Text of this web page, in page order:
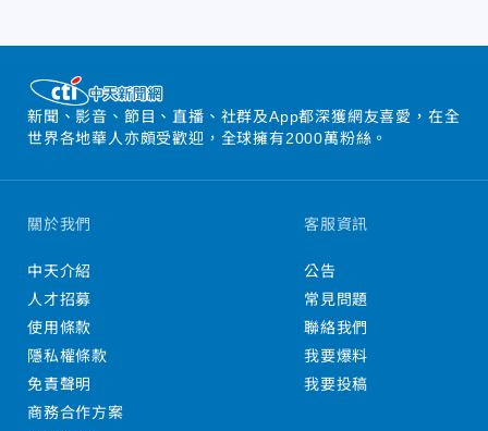
新聞、影音、節目、直播、社群及App都深獲網友喜愛，在全
世界各地華人亦頗受歡迎，全球擁有2000萬粉絲。
關於我們
中天介紹
人才招募
使用條款
隱私權條款
免責聲明
商務合作方案
客服資訊
公告
常見問題
聯絡我們
我要爆料
我要投稿